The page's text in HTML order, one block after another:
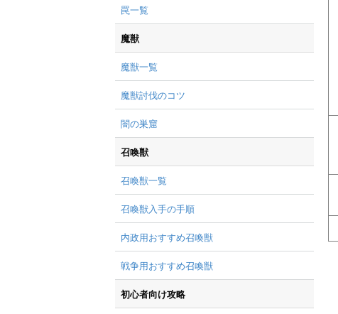
罠一覧
魔獣
魔獣一覧
魔獣討伐のコツ
闇の巣窟
召喚獣
召喚獣一覧
召喚獣入手の手順
内政用おすすめ召喚獣
戦争用おすすめ召喚獣
初心者向け攻略